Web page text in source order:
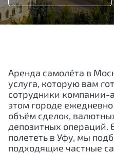
Аренда самолёта в
услуга, которую вам
сотрудники компании-
этом городе
объём сделок,
депозитных операций.
полететь в Уфу, мы
подходящие частные